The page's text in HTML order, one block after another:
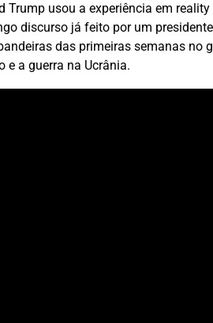
usou a experiência em
discurso já feito por um
das primeiras semanas no
a guerra na Ucrânia.